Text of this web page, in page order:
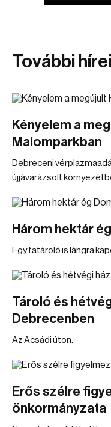
További
Kényelem a
Malomparkban
Debreceni
újjávarázsolt
Három hektár
Egy fatároló is lángra
Tároló és
Debrecenben
Az Acsádi úton.
Erős szélre
önkormányzata